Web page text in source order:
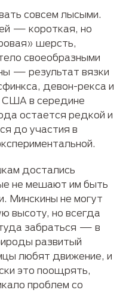
совсем лысыми.
— короткая, но
шерсть,
своеобразными
— результат вязки
девон-рекса и
США в середине
остается редкой и
до участия в
достались
не мешают им быть
Минскины не могут
высоту, но всегда
забраться — в
развитый
любят движение, и
это поощрять,
проблем со